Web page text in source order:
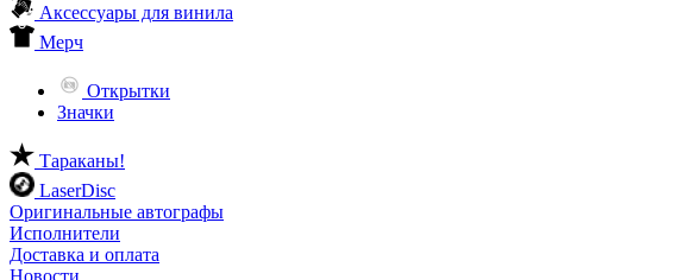
Аксессуары для винила
Мерч
Открытки
Значки
Тараканы!
LaserDisc
Оригинальные автографы
Исполнители
Доставка и оплата
Новости